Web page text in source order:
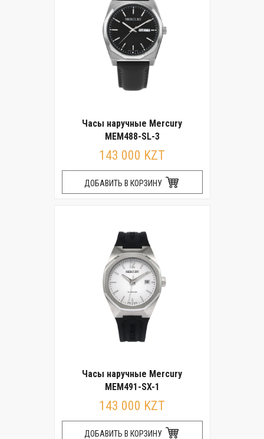
Часы наручные Mercury
MEM488-SL-3
143 000 KZT
ДОБАВИТЬ В КОРЗИНУ
Часы наручные Mercury
MEM491-SX-1
143 000 KZT
ДОБАВИТЬ В КОРЗИНУ